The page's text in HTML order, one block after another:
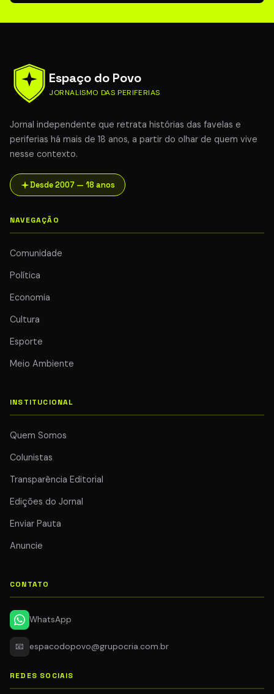
Espaço do Povo
JORNALISMO DAS PERIFERIAS
Jornal independente que retrata histórias das favelas e
periferias há mais de 18 anos, a partir do olhar de quem vive
nesse contexto.
Desde 2007 — 18 anos
NAVEGAÇÃO
Comunidade
Política
Economia
Cultura
Esporte
Meio Ambiente
INSTITUCIONAL
Quem Somos
Colunistas
Transparência Editorial
Edições do Jornal
Enviar Pauta
Anuncie
CONTATO
WhatsApp
📧 espacodopovo@grupocria.com.br
REDES SOCIAIS